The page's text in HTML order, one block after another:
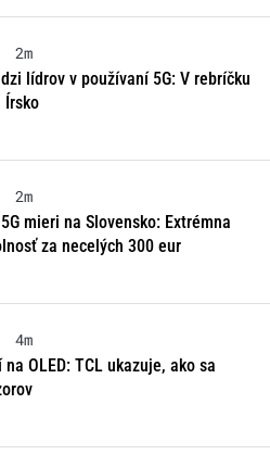
2m
lídrov v používaní 5G: V rebríčku
Írsko
2m
mieri na Slovensko: Extrémna
za necelých 300 eur
4m
OLED: TCL ukazuje, ako sa